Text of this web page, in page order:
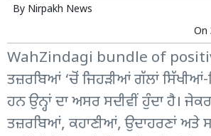
By Nirpakh News
On
WahZindagi bundle of
ਤਜ਼ਰਬਿਆਂ ‘ਚੋਂ ਜਿਹੜੀਆਂ ਗੱਲਾਂ
ਹਨ ਉਨ੍ਹਾਂ ਦਾ ਅਸਰ ਸਦੀਵੀਂ ਹੁੰਦਾ ਹੈ।
ਤਜ਼ਰਬਿਆਂ, ਕਹਾਣੀਆਂ, ਉਦਾਹਰਣਾਂ ਅਤੇ